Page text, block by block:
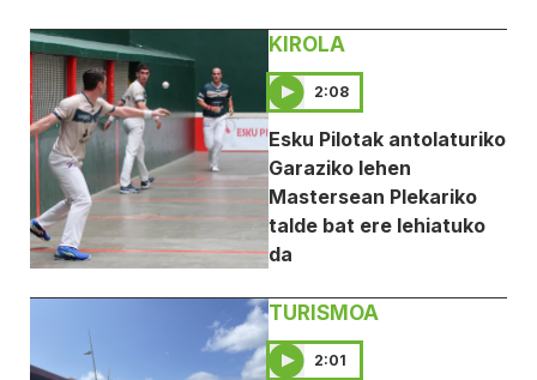
KIROLA
2:08
Esku Pilotak antolaturiko
Garaziko lehen
Mastersean Plekariko
talde bat ere lehiatuko
da
TURISMOA
2:01